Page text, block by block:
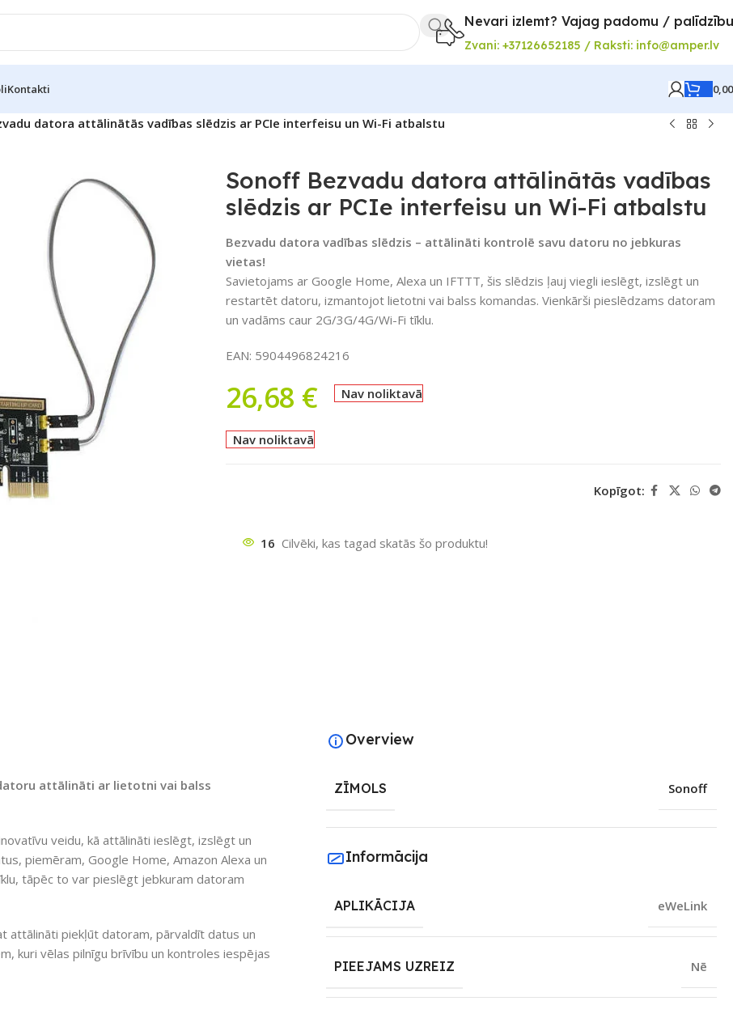
Nevari izlemt? Vajag padomu /
Zvani: +37126652185 / Raksti: info@amper.lv
Kontakti
datora attālinātās vadības slēdzis ar PCIe interfeisu un Wi-Fi atbalstu
Sonoff Bezvadu datora attālinātās vadības
slēdzis ar PCIe interfeisu un Wi-Fi atbalstu
Bezvadu datora vadības slēdzis – attālināti kontrolē savu datoru no jebkuras
vietas!
Savietojams ar Google Home, Alexa un IFTTT, šis slēdzis ļauj viegli ieslēgt, izslēgt un
restartēt datoru, izmantojot lietotni vai balss komandas. Vienkārši pieslēdzams datoram
un vadāms caur 2G/3G/4G/Wi-Fi tīklu.
EAN: 5904496824216
26,68 € Nav noliktavā
Nav noliktavā
Kopīgot:
16 Cilvēki, kas tagad skatās šo produktu!
attālināti ar lietotni vai balss
veidu, kā attālināti ieslēgt, izslēgt un
piemēram, Google Home, Amazon Alexa un
tāpēc to var pieslēgt jebkuram datoram
attālināti piekļūt datoram, pārvaldīt datus un
kuri vēlas pilnīgu brīvību un kontroles iespējas
Overview
ZĪMOLS Sonoff
Informācija
APLIKĀCIJA eWeLink
PIEEJAMS UZREIZ Nē